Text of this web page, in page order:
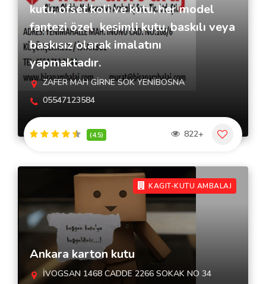
kutu, ofset koli ve kutu, her model
fantezi özel kesimli kutu, baskılı veya
baskısız olarak imalatını
yapmaktadır.
ZAFER MAH GİRNE SOK YENİBOSNA
05547123584
(4.5) 822+
KAGIT-KUTU AMBALAJ
Ankara karton kutu
İVOGSAN 1468 CADDE 2266 SOKAK NO 34